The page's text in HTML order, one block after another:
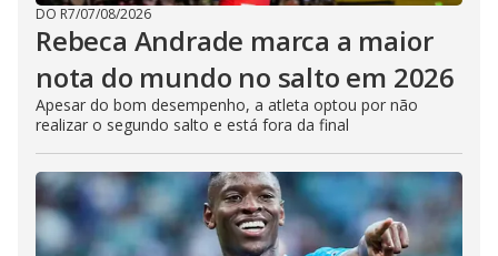
DO R7/07/08/2026
Rebeca Andrade marca a maior
nota do mundo no salto em 2026
Apesar do bom desempenho, a atleta optou por não
realizar o segundo salto e está fora da final